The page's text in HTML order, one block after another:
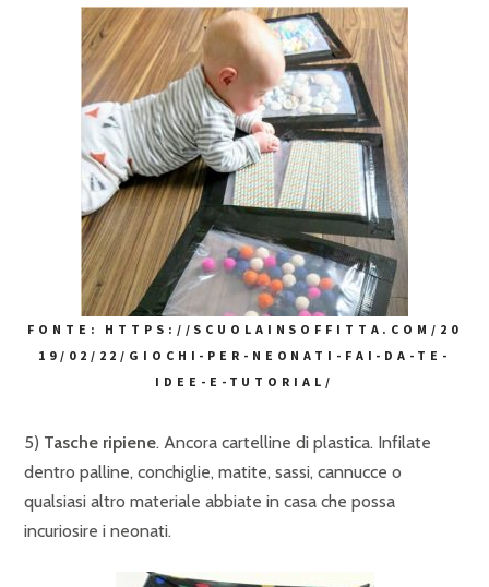
FONTE: HTTPS://SCUOLAINSOFFITTA.COM/20
19/02/22/GIOCHI-PER-NEONATI-FAI-DA-TE-
IDEE-E-TUTORIAL/
5) Tasche ripiene. Ancora cartelline di plastica. Infilate
dentro palline, conchiglie, matite, sassi, cannucce o
qualsiasi altro materiale abbiate in casa che possa
incuriosire i neonati.